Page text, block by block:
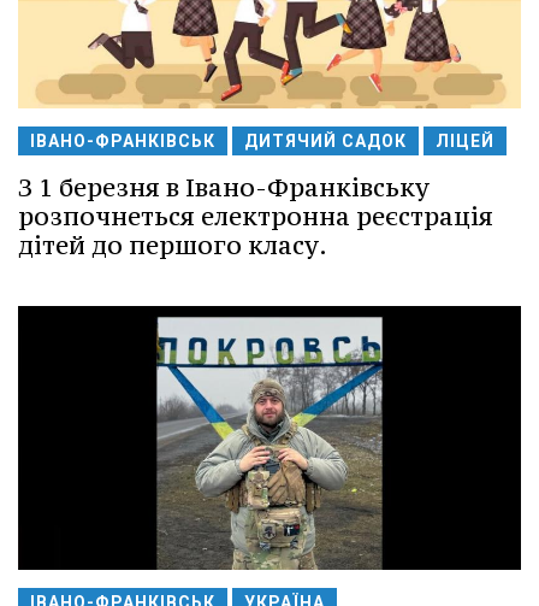
ІВАНО-ФРАНКІВСЬК ДИТЯЧИЙ САДОК ЛІЦЕЙ
З 1 березня в Івано-Франківську
розпочнеться електронна реєстрація
дітей до першого класу.